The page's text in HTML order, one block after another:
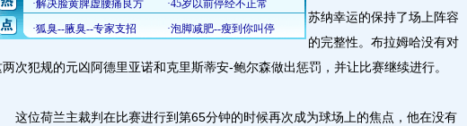
苏纳幸运的保持了场上阵容
的完整性。布拉姆哈没有对
两次犯规的元凶阿德里亚诺和克里斯蒂安-鲍尔森做出惩罚，并让比赛继续进行。
位荷兰主裁判在比赛进行到第65分钟的时候再次成为球场上的焦点，他在没有